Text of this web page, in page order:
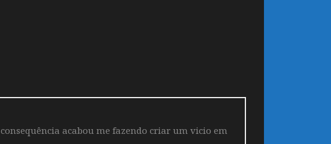
acabou me fazendo criar um vicio em